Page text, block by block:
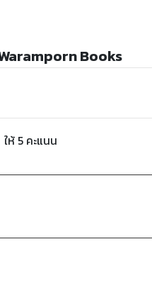
Books
ให้ 5 คะแนน